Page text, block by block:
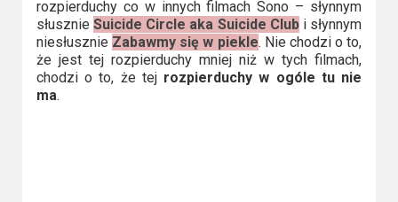
rozpierduchy co w innych filmach Sono – słynnym
słusznieSuicide Circle aka Suicide Clubi słynnym
niesłusznie Zabawmy się w piekle. Nie chodzi o to,
że jest tej rozpierduchy mniej niż w tych filmach,
chodzi o to, że tej rozpierduchy w ogóle tu nie
ma.